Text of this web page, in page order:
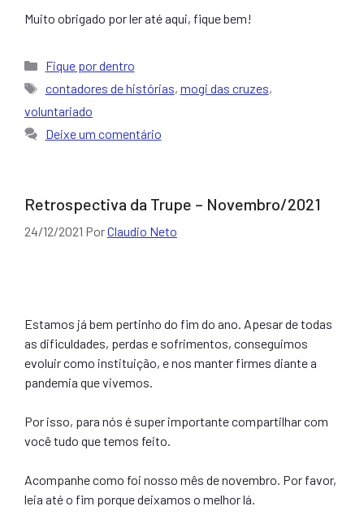
Muito obrigado por ler até aqui, fique bem!
Categorias
Fique por dentro
Tags
contadores de histórias, mogi das cruzes,
voluntariado
Deixe um comentário
Retrospectiva da Trupe – Novembro/2021
24/12/2021 PorClaudio Neto
Estamos já bem pertinho do fim do ano. Apesar de todas
as dificuldades, perdas e sofrimentos, conseguimos
evoluir como instituição, e nos manter firmes diante a
pandemia que vivemos.
Por isso, para nós é super importante compartilhar com
você tudo que temos feito.
Acompanhe como foi nosso mês de novembro. Por favor,
leia até o fim porque deixamos o melhor lá.